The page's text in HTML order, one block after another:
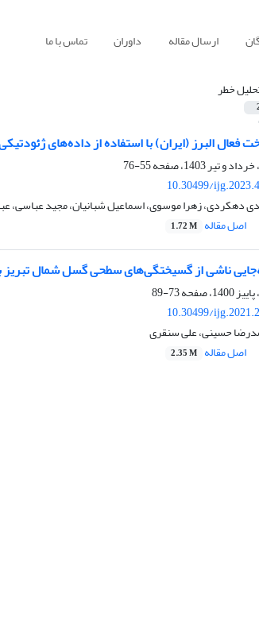
ارسال مقاله داوران تماس با ما
خطر
فعال البرز (ایران) با استفاده از داده‌های
55-76
10.30499/
دهکردی، زهرا موسوی، اسماعیل شبانیان، مجید عباسی،
اصل مقاله 1.72 M
ناشی از گسیختگی‌های سطحی گسل شمال تبریز
73-89
10.30499/
حسینی، علی سنقری
اصل مقاله 2.35 M